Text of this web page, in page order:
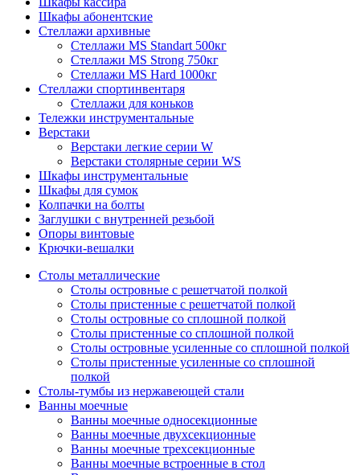
Шкафы абонентские
Стеллажи архивные
Стеллажи MS Standart 500кг
Стеллажи MS Strong 750кг
Стеллажи MS Hard 1000кг
Стеллажи спортинвентаря
Стеллажи для коньков
Тележки инструментальные
Верстаки
Верстаки легкие серии W
Верстаки столярные серии WS
Шкафы инструментальные
Шкафы для сумок
Колпачки на болты
Заглушки с внутренней резьбой
Опоры винтовые
Крючки-вешалки
Столы металлические
Столы островные с решетчатой полкой
Столы пристенные с решетчатой полкой
Столы островные со сплошной полкой
Столы пристенные со сплошной полкой
Столы островные усиленные со сплошной полкой
Столы пристенные усиленные со сплошной
полкой
Столы-тумбы из нержавеющей стали
Ванны моечные
Ванны моечные односекционные
Ванны моечные двухсекционные
Ванны моечные трехсекционные
Ванны моечные встроенные в стол